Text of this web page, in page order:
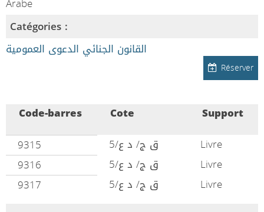
Catégories :
القانون الجنائي الدعوى العمومية
Réserver
Code-barres Cote
Support
9315
ق ج/ د ع/5
Livre
9316
ق ج/ د ع/5
Livre
9317
ق ج/ د ع/5 Livre